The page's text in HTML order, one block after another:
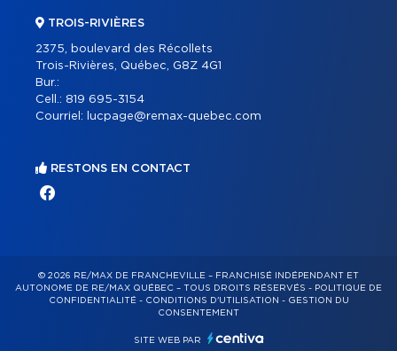
TROIS-RIVIÈRES
2375, boulevard des Récollets
Trois-Rivières, Québec, G8Z 4G1
Bur.:
Cell.: 819 695-3154
Courriel:
lucpage@remax-quebec.com
RESTONS EN CONTACT
© 2026 RE/MAX DE FRANCHEVILLE – FRANCHISÉ INDÉPENDANT ET
AUTONOME DE RE/MAX QUÉBEC – TOUS DROITS RÉSERVÉS - POLITIQUE DE
CONFIDENTIALITÉ- CONDITIONS D'UTILISATION - GESTION DU
CONSENTEMENT
SITE WEB PAR